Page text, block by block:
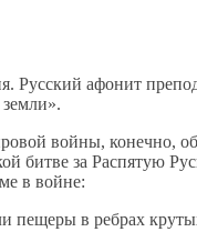
Русский афонит
войны, конечно,
битве за Распятую
в войне:
в ребрах